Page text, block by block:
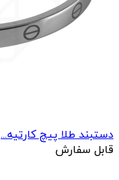
دستبند طلا پیچ کارتیه...
قابل سفارش